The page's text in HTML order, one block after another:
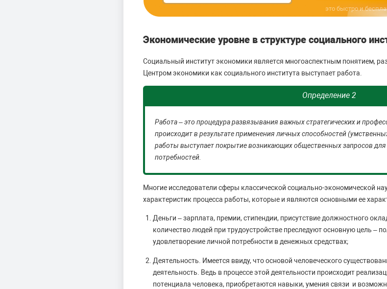
это быстро и
Экономические уровне в структуре социального
Социальный институт экономики является многоаспектным понятием,
Центром экономики как социального института выступает работа.
Определение 2
Работа – это процедура развязывания важных стратегических и
происходит в результате применения личных способностей
работы выступает покрытие возникающих общественных запросов для
потребностей.
Многие исследователи сферы классической социально-экономической
характеристик процесса работы, которые и являются основными ее
Деньги – зарплата, премии, стипендии, присутствие должностного
количество людей при трудоустройстве преследуют основную цель –
удовлетворение личной потребности в денежных средствах;
Деятельность. Имеется ввиду, что основой человеческого
деятельность. Ведь в процессе этой деятельности происходит
потенциала человека, приобретаются навыки, умения связи и